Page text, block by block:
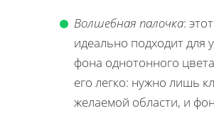
Волшебная палочка:
идеально подходит для
фона однотонного
его легко: нужно лишь
желаемой области, и